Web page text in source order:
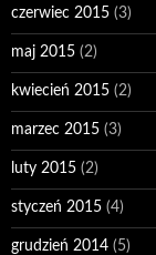
czerwiec 2015 (3)
maj 2015 (2)
kwiecień 2015 (2)
marzec 2015 (3)
luty 2015 (2)
styczeń 2015 (4)
grudzień 2014 (5)